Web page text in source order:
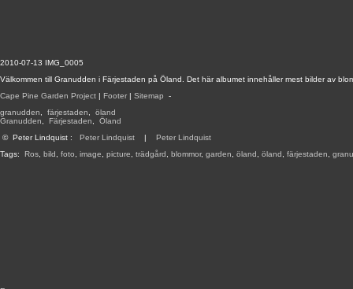
2010-07-13 IMG_0005
Välkommen till Granudden i Färjestaden på Öland. Det här albumet innehåller mest bilder av
Cape Pine Garden Project | Footer | Sitemap -
granudden
färjestaden
öland
Granudden
Färjestaden
Öland
© Peter Lindquist : Peter Lindquist | Peter Lindquist
Tags: Ros bild foto image picture trädgård blommor, garden öland öland färjestaden